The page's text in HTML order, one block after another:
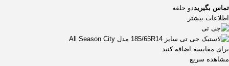
تماس بگیریددو حلقه
اطلاعات بیشتر
برای مقایسه اضافه کنید
مشاهده سریع